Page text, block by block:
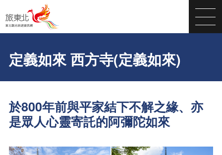
定義如來 西方寺(定義如來)
於800年前與平家結下不解之緣、亦
是眾人心靈寄託的阿彌陀如來